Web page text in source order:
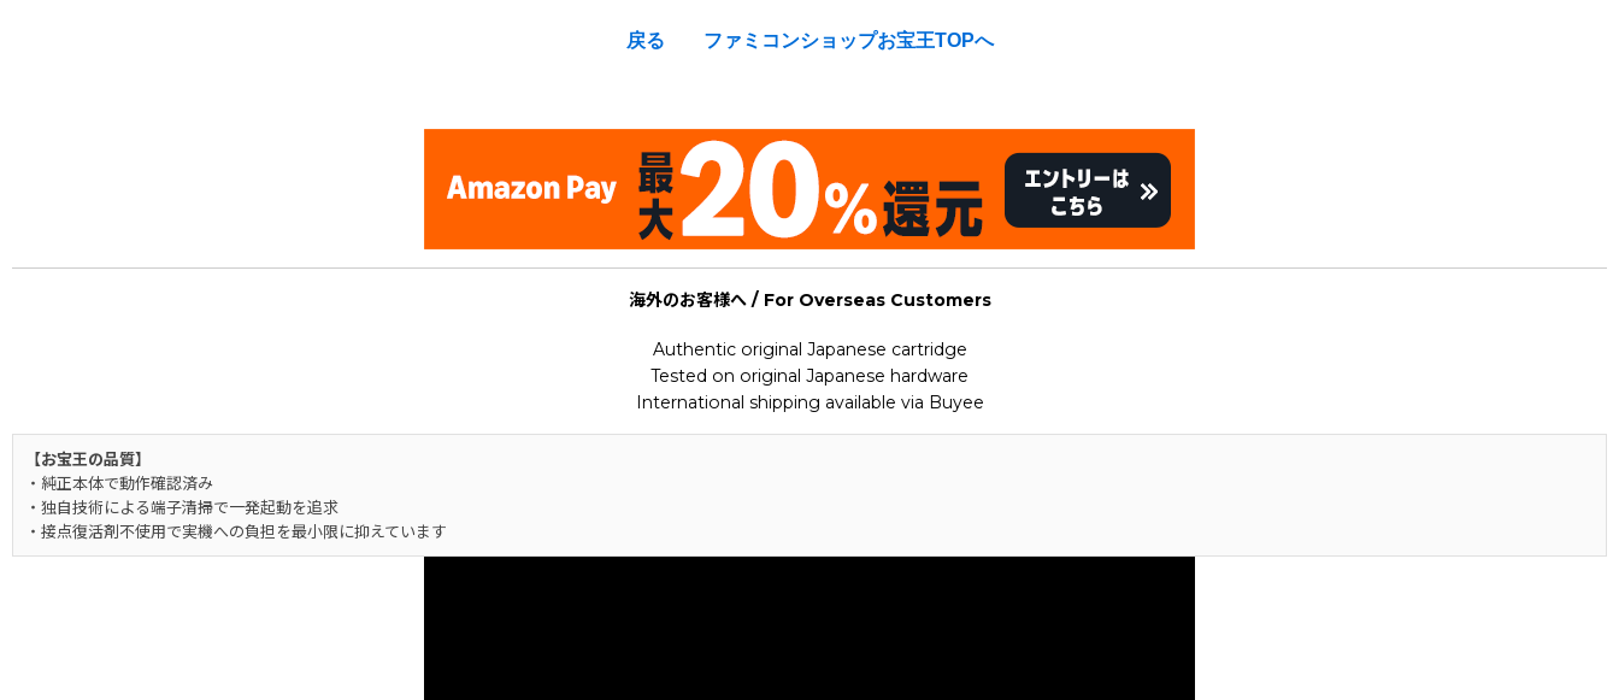
戻る ファミコンショップお宝王TOPへ
海外のお客様へ / For Overseas Customers
Authentic original Japanese cartridge
Tested on original Japanese hardware
International shipping available via Buyee
【お宝王の品質】
・純正本体で動作確認済み
・独自技術による端子清掃で一発起動を追求
・接点復活剤不使用で実機への負担を最小限に抑えています